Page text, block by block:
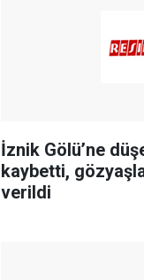
İznik Gölü’ne
kaybetti,
verildi